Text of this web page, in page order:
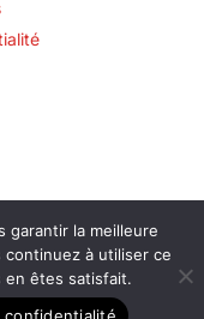
garantir la meilleure
à utiliser ce
en êtes satisfait.
confidentialité